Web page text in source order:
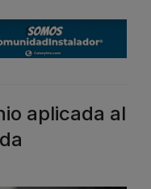
aplicada al